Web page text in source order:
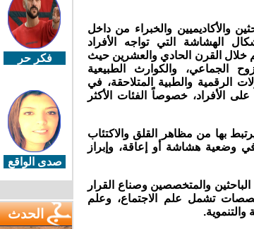
والأكاديميين والخبراء من داخل
الهشاشة التي تواجه الأفراد
خلال القرن الحادي والعشرين حيث
الجماعي، والكوارث الطبيعية
الرقمية والطبية المتلاحقة، في
الأفراد، خصوصاً الفئات الأكثر
بها من مظاهر القلق والاكتئاب
وضعية هشاشة أو إعاقة، وإبراز
الباحثين والمتخصصين وصناع القرار
تشمل علم الاجتماع، وعلم
والتنموية.
فكر حر
صدى الواقع
الحدث